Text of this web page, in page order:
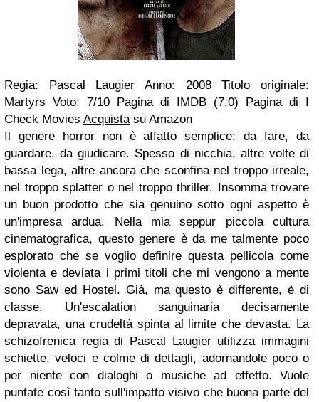
Regia: Pascal Laugier Anno: 2008 Titolo originale:
Martyrs Voto: 7/10 Paginadi IMDB (7.0) Paginadi I
Check Movies Acquistasu Amazon
Il genere horror non è affatto semplice: da fare, da
guardare, da giudicare. Spesso di nicchia, altre volte di
bassa lega, altre ancora che sconfina nel troppo irreale,
nel troppo splatter o nel troppo thriller. Insomma trovare
un buon prodotto che sia genuino sotto ogni aspetto è
un'impresa ardua. Nella mia seppur piccola cultura
cinematografica, questo genere è da me talmente poco
esplorato che se voglio definire questa pellicola come
violenta e deviata i primi titoli che mi vengono a mente
sono Sawed Hostel. Già, ma questo è differente, è di
classe. Un'escalation sanguinaria decisamente
depravata, una crudeltà spinta al limite che devasta. La
schizofrenica regia di Pascal Laugier utilizza immagini
schiette, veloci e colme di dettagli, adornandole poco o
per niente con dialoghi o musiche ad effetto. Vuole
puntate così tanto sull'impatto visivo che buona parte del